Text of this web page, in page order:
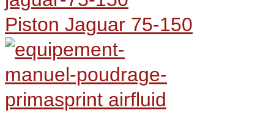
Piston Jaguar 75-150